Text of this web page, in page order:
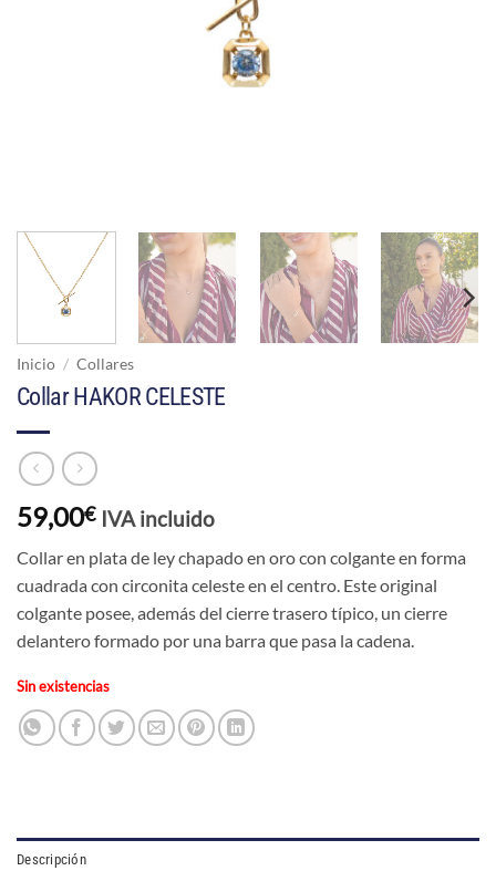
Inicio / Collares
Collar HAKOR CELESTE
59,00€ IVA incluido
Collar en plata de ley chapado en oro con colgante en forma
cuadrada con circonita celeste en el centro. Este original
colgante posee, además del cierre trasero típico, un cierre
delantero formado por una barra que pasa la cadena.
Sin existencias
Descripción